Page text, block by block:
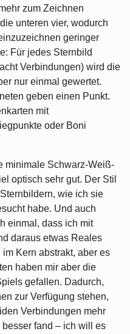
zum Zeichnen
unteren vier, wodurch
geringer
Für jedes Sternbild
Verbindungen) wird die
nur einmal gewertet.
geben einen Punkt.
mit
oder Boni
minimale Schwarz-Weiß-
optisch sehr gut. Der Stil
wie ich sie
habe. Und auch
einmal, dass ich mit
daraus etwas Reales
Kern abstrakt, aber es
haben mir aber die
gefallen. Dadurch,
zur Verfügung stehen,
Verbindungen mehr
fand – ich will es